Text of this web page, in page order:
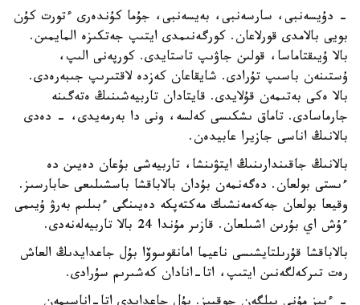
- دۇيسەنبى، سارسەنبى، بەيسەنبى، جۇما كۇندەرى ءتورت كۇن
بويى بالامدى قورلاعان. كورگەنىمدى ايتىپ جەتكىزە المايمىن.
بالا ۇيىقتاماسا، قولىن جاۋىپ تاستايدى. كورپەنى الىپ،
ۇستىنەن باسىپ تۇرادى. شايقاعان كەزدە لاقتىرىپ جىبەرەدى.
بالا ەكى بەتىمەن قۇلايدى. قايتادان تاربيەشىنىڭ ەتەگىنە
جارماسادى. تاماق ىشكىسى كەلسە، ونى دا بەرمەيدى، - دەدى
بالانىڭ اناسى جازيرا عابيدەن.
بالانىڭ جاقىندارىنىڭ ايتۋىنشا، تاربيەشى بۇعان دەيىن دە
ءىستى بولعان. دەگەنمەن بۇدان بالاباقشا باسشىلىعى حابارسىز.
وقيعا بولعان جەكەمەنشىك مەكتەپكە دەيىنگى ءبىلىم بەرۋ ۇيىمى
ءۇش اي بۇرىن اشىلعان. قازىر مۇندا 24 بالا تاربيەلەنەدى.
بالاباقشا قۇرىلتايشىسى ناعيما امانقوسوۆا بۇل جاعدايدىڭ العاش
رەت تىركەلگەنىن ايتىپ، اتا-انادان كەشىرىم سۇرادى.